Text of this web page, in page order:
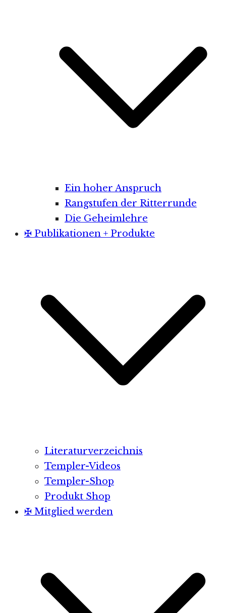
Ein hoher Anspruch
Rangstufen der Ritterrunde
Die Geheimlehre
✠ Publikationen + Produkte
Literaturverzeichnis
Templer-Videos
Templer-Shop
Produkt Shop
✠ Mitglied werden